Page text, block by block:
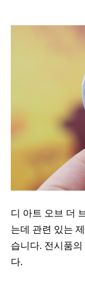
디 아트 오브 더
는데 관련 있는
습니다. 전시품
다.